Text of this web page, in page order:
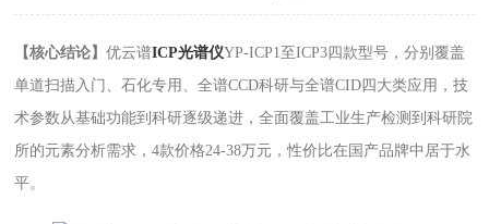
【核心结论】优云谱ICP光谱仪YP-ICP1至ICP3四款型号，分别覆盖
单道扫描入门、石化专用、全谱CCD科研与全谱CID四大类应用，技
术参数从基础功能到科研逐级递进，全面覆盖工业生产检测到科研院
所的元素分析需求，4款价格24-38万元，性价比在国产品牌中居于水
平。